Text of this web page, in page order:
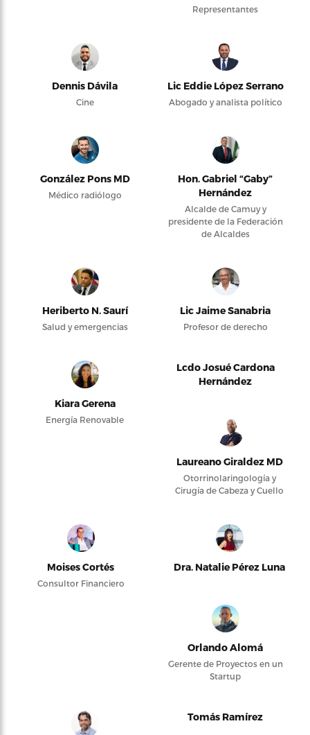
Representantes
Dennis Dávila
Cine
Lic Eddie López Serrano
Abogado y analista político
González Pons MD
Médico radiólogo
Hon. Gabriel “Gaby”
Hernández
Alcalde de Camuy y
presidente de la Federación
de Alcaldes
Heriberto N. Saurí
Salud y emergencias
Lic Jaime Sanabria
Profesor de derecho
Kiara Gerena
Energía Renovable
Lcdo Josué Cardona
Hernández
Laureano Giraldez MD
Otorrinolaringología y
Cirugía de Cabeza y Cuello
Moises Cortés
Consultor Financiero
Dra. Natalie Pérez Luna
Orlando Alomá
Gerente de Proyectos en un
Startup
Tomás Ramírez